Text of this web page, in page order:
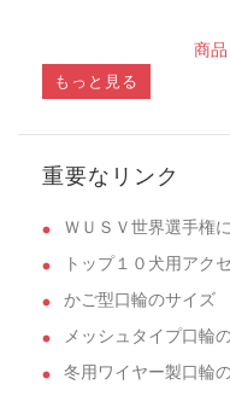
商品
もっと見る
重要なリンク
ＷＵＳＶ世界選手権
トップ１０犬用アク
かご型口輪のサイズ
メッシュタイプ口輪
冬用ワイヤー製口輪